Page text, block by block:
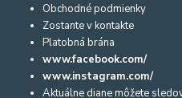
Obchodné podmienky
Zostante v kontakte
Platobná brána
www.facebook.com/
www.instagram.com/
Aktuálne diane môžete